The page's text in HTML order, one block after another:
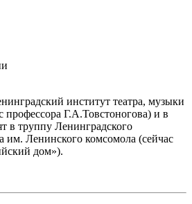
институт театра, музыки
профессора Г.А.Товстоногова) и в
в труппу Ленинградского
им. Ленинского комсомола (сейчас
дом»).